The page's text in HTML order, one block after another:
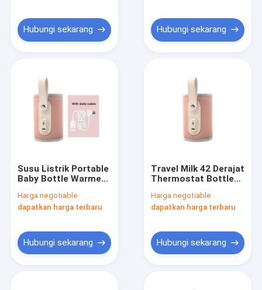
Hubungi sekarang Hubungi sekarang
Susu Listrik Portable
Baby Bottle Warmer
USB 90g ringan
Harga:negotiable
dapatkan harga terbaru
Hubungi sekarang
Travel Milk 42 Derajat
Thermostat Bottle
Untuk Bayi
Harga:negotiable
dapatkan harga terbaru
Hubungi sekarang